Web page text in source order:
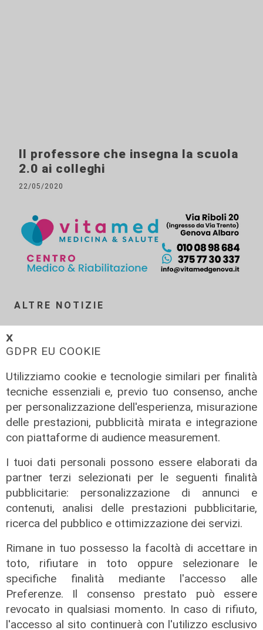
𝗫
GDPR EU COOKIE
Utilizziamo cookie e tecnologie similari per finalità
tecniche essenziali e, previo tuo consenso, anche
per personalizzazione dell'esperienza, misurazione
delle prestazioni, pubblicità mirata e integrazione
con piattaforme di audience measurement.
I tuoi dati personali possono essere elaborati da
partner terzi selezionati per le seguenti finalità
pubblicitarie: personalizzazione di annunci e
contenuti, analisi delle prestazioni pubblicitarie,
ricerca del pubblico e ottimizzazione dei servizi.
Rimane in tuo possesso la facoltà di accettare in
toto, rifiutare in toto oppure selezionare le
specifiche finalità mediante l'accesso alle
Preferenze. Il consenso prestato può essere
revocato in qualsiasi momento. In caso di rifiuto,
l'accesso al sito continuerà con l'utilizzo esclusivo
Il professore che insegna la scuola
2.0 ai colleghi
22/05/2020
ALTRE NOTIZIE
La posizione
Agitazione aziende in subappalto
Amt: la situazione secondo il
vicepresidente Anav